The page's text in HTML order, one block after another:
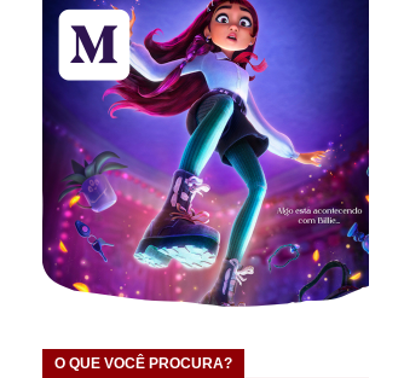
O QUE VOCÊ PROCURA?